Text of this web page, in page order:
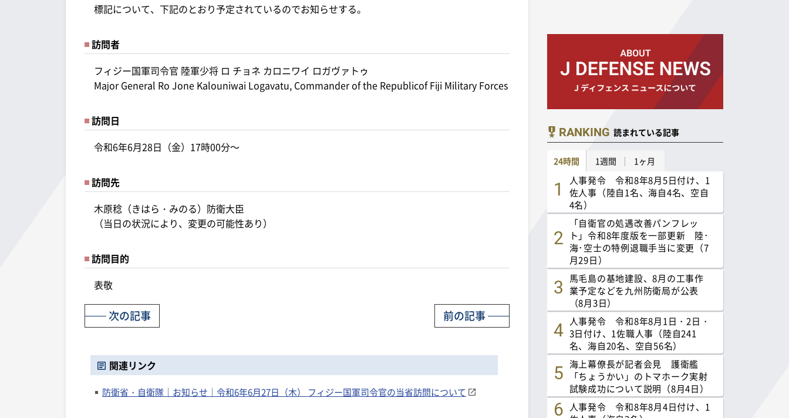
標記について、下記のとおり予定されているのでお知らせする。
訪問者
フィジー国軍司令官 陸軍少将 ロ チョネ カロニワイ ロガヴァトゥ
Major General Ro Jone Kalouniwai Logavatu, Commander of the Republicof Fiji Military Forces
訪問日
令和6年6月28日（金）17時00分～
訪問先
木原稔（きはら・みのる）防衛大臣
（当日の状況により、変更の可能性あり）
訪問目的
表敬
前の記事
次の記事
関連リンク
防衛省・自衛隊｜お知らせ｜令和6年6月27日（木） フィジー国軍司令官の当省訪問について
RANKING 読まれている記事
24時間 1週間 1ヶ月
人事発令 令和8年8月5日付け、1
佐人事（陸自1名、海自4名、空自
4名）
「自衛官の処遇改善パンフレッ
ト」令和8年度版を一部更新 陸･
海･空士の特例退職手当に変更（7
月29日）
馬毛島の基地建設、8月の工事作
業予定などを九州防衛局が公表
（8月3日）
人事発令 令和8年8月1日・2日・
3日付け、1佐職人事（陸自241
名、海自20名、空自56名）
海上幕僚長が記者会見 護衛艦
「ちょうかい」のトマホーク実射
試験成功について説明（8月4日）
人事発令 令和8年8月4日付け、1